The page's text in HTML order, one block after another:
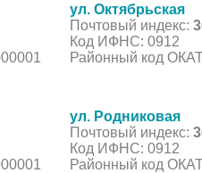
ул. Октябрьская
Почтовый индекс:
Код ИФНС: 0912
Районный код
ул. Родниковая
Почтовый индекс:
Код ИФНС: 0912
Районный код